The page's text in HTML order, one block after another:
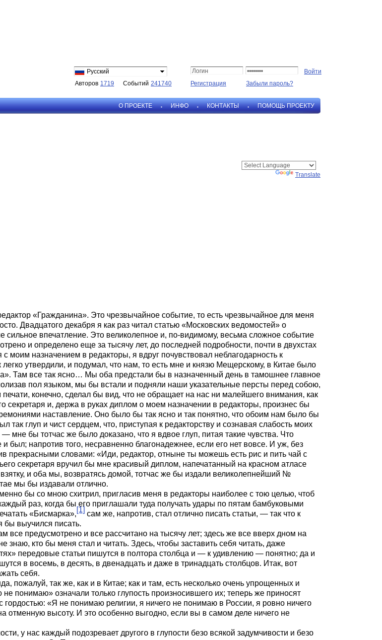
Русский
Авторов 1719 Событий 241740 Регистрация Забыли пароль?
О ПРОЕКТЕ ИНФО КОНТАКТЫ ПОМОЩЬ ПРОЕКТУ
Translate
«Гражданина». Это чрезвычайное событие, то есть чрезвычайное для меня
Двадцатого декабря я как раз читал статью «Московских ведомостей» о
сильное впечатление. Это великолепное и, по-видимому, весьма сложное событие
и определено еще за тысячу лет, до последней подробности, почти в двухстах
моим назначением в редакторы, я вдруг почувствовал неблагодарность к
утвердили, и подумал, что нам, то есть мне и князю Мещерскому, в Китае было
Там все так ясно… Мы оба предстали бы в назначенный день в тамошнее главное
пол языком, мы бы встали и подняли наши указательные персты перед собою,
конечно, сделал бы вид, что не обращает на нас ни малейшего внимания, как
секретаря и, держа в руках диплом о моем назначении в редакторы, произнес бы
наставление. Оно было бы так ясно и так понятно, что обоим нам было бы
глуп и чист сердцем, что, приступая к редакторству и сознавая слабость моих
мне бы тотчас же было доказано, что я вдвое глуп, питая такие чувства. Что
был; напротив того, несравненно благонадежнее, если его нет вовсе. И уж, без
прекрасными словами: «Иди, редактор, отныне ты можешь есть рис и пить чай с
секретаря вручил бы мне красивый диплом, напечатанный на красном атласе
и оба мы, возвратясь домой, тотчас же бы издали великолепнейший №
мы бы издавали отлично.
бы со мною схитрил, пригласив меня в редакторы наиболее с тою целью, чтоб
раз, когда бы его приглашали туда получать удары по пятам бамбуковыми
«Бисмарка»,[1] сам же, напротив, стал отлично писать статьи, — так что к
бы выучился писать.
все предусмотрено и все рассчитано на тысячу лет; здесь же все вверх дном на
знаю, кто бы меня стал и читать. Здесь, чтобы заставить себя читать, даже
передовые статьи пишутся в полтора столбца и — к удивлению — понятно; да и
в восемь, в десять, в двенадцать и даже в тринадцать столбцов. Итак, вот
себя.
пожалуй, так же, как и в Китае; как и там, есть несколько очень упрощенных и
понимаю» означали только глупость произносившего их; теперь же приносят
«Я не понимаю религии, я ничего не понимаю в России, я ровно ничего
отменную высоту. И это особенно выгодно, если вы в самом деле ничего не
у нас каждый подозревает другого в глупости безо всякой задумчивости и безо